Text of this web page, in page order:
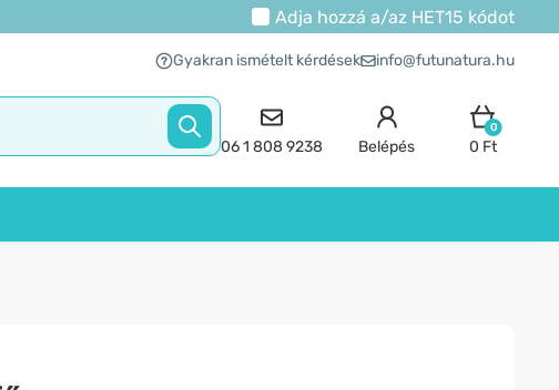
Adja hozzá a/az HET15 kódot
Gyakran ismételt kérdések info@futunatura.hu
06 1 808 9238 Belépés
0
0 Ft